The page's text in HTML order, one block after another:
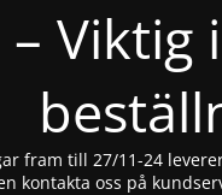
–
fram till 27/11-24
kontakta oss på